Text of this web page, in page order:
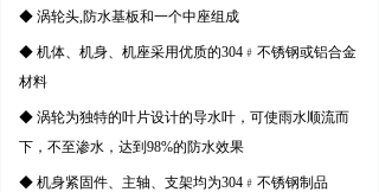
◆ 涡轮头,防水基板和一个中座组成
◆ 机体、机身、机座采用优质的304﹟不锈钢或铝合金
材料
◆ 涡轮为独特的叶片设计的导水叶，可使雨水顺流而
下，不至渗水，达到98%的防水效果
◆ 机身紧固件、主轴、支架均为304﹟不锈钢制品